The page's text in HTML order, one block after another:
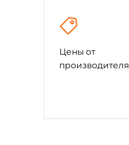
Цены от
производителя